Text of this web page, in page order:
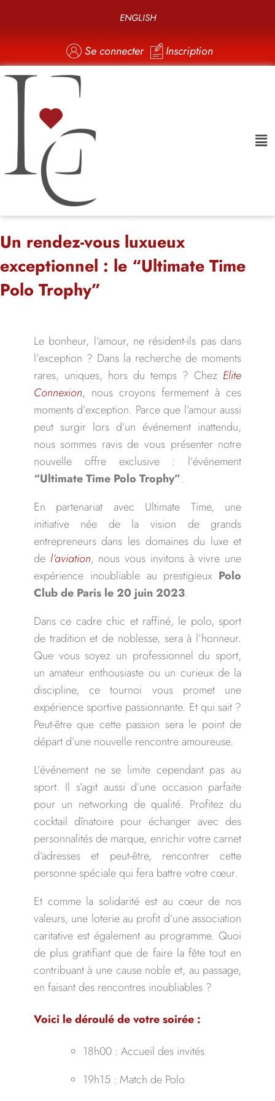
ENGLISH
Se connecter Inscription
Un rendez-vous luxueux
exceptionnel : le “Ultimate Time
Polo Trophy”
Le bonheur, l’amour, ne résident-ils pas dans
l’exception ? Dans la recherche de moments
rares, uniques, hors du temps ? Chez Elite
Connexion, nous croyons fermement à ces
moments d’exception. Parce que l’amour aussi
peut surgir lors d’un événement inattendu,
nous sommes ravis de vous présenter notre
nouvelle offre exclusive : l’événement
“Ultimate Time Polo Trophy”.
En partenariat avec Ultimate Time, une
initiative née de la vision de grands
entrepreneurs dans les domaines du luxe et
de l’aviation, nous vous invitons à vivre une
expérience inoubliable au prestigieux Polo
Club de Paris le 20 juin 2023.
Dans ce cadre chic et raffiné, le polo, sport
de tradition et de noblesse, sera à l’honneur.
Que vous soyez un professionnel du sport,
un amateur enthousiaste ou un curieux de la
discipline, ce tournoi vous promet une
expérience sportive passionnante. Et qui sait ?
Peut-être que cette passion sera le point de
départ d’une nouvelle rencontre amoureuse.
L’événement ne se limite cependant pas au
sport. Il s’agit aussi d’une occasion parfaite
pour un networking de qualité. Profitez du
cocktail dînatoire pour échanger avec des
personnalités de marque, enrichir votre carnet
d’adresses et peut-être, rencontrer cette
personne spéciale qui fera battre votre cœur.
Et comme la solidarité est au cœur de nos
valeurs, une loterie au profit d’une association
caritative est également au programme. Quoi
de plus gratifiant que de faire la fête tout en
contribuant à une cause noble et, au passage,
en faisant des rencontres inoubliables ?
Voici le déroulé de votre soirée :
18h00 : Accueil des invités
19h15 : Match de Polo